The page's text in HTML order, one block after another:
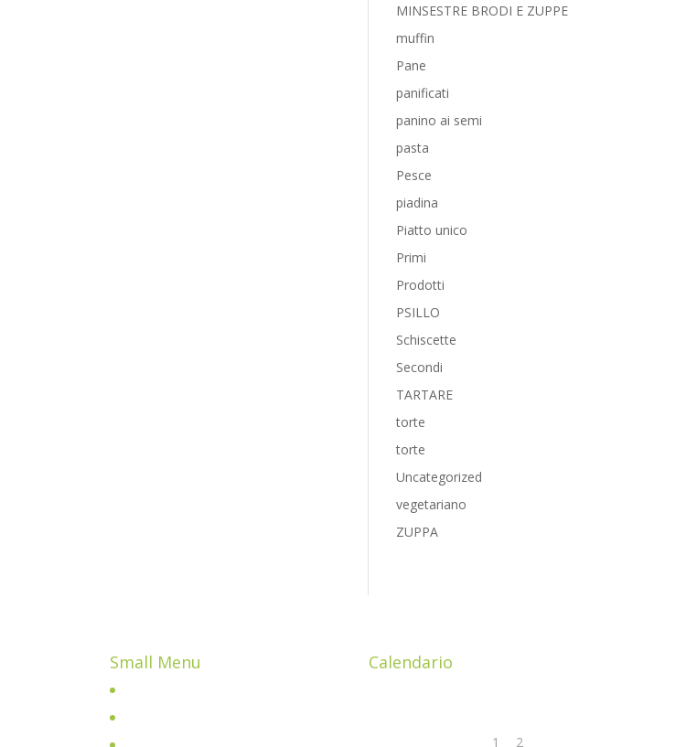
MINSESTRE BRODI E ZUPPE
muffin
Pane
panificati
panino ai semi
pasta
Pesce
piadina
Piatto unico
Primi
Prodotti
PSILLO
Schiscette
Secondi
TARTARE
torte
torte
Uncategorized
vegetariano
ZUPPA
Small Menu Calendario
1
2